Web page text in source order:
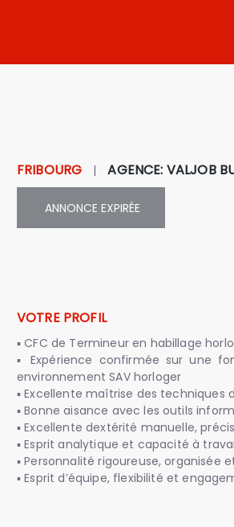
FRIBOURG | AGENCE: VALJOB
ANNONCE EXPIRÉE
VOTRE PROFIL
▪ CFC de Termineur en habillage
▪ Expérience confirmée sur une
environnement SAV horloger
▪ Excellente maîtrise des
▪ Bonne aisance avec les outils
▪ Excellente dextérité manuelle,
▪ Esprit analytique et capacité à
▪ Personnalité rigoureuse, organisée
▪ Esprit d’équipe, flexibilité et